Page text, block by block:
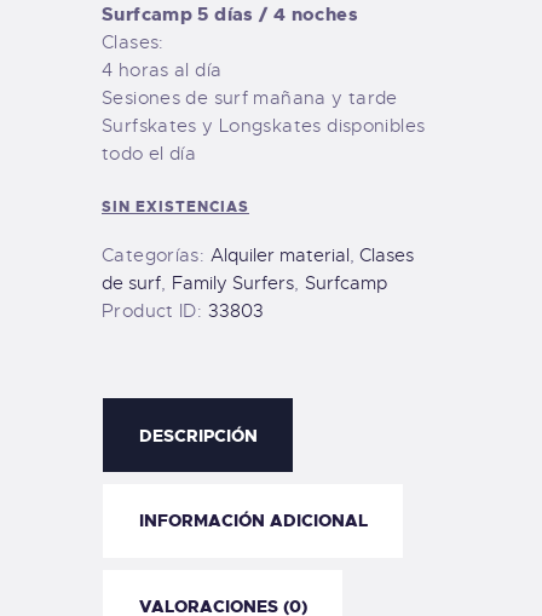
Surfcamp 5 días / 4 noches
Clases:
4 horas al día
Sesiones de surf mañana y tarde
Surfskates y Longskates disponibles
todo el día
SIN EXISTENCIAS
Categorías: Alquiler material,Clases
de surf, Family Surfers, Surfcamp
Product ID: 33803
DESCRIPCIÓN
INFORMACIÓN ADICIONAL
VALORACIONES (0)